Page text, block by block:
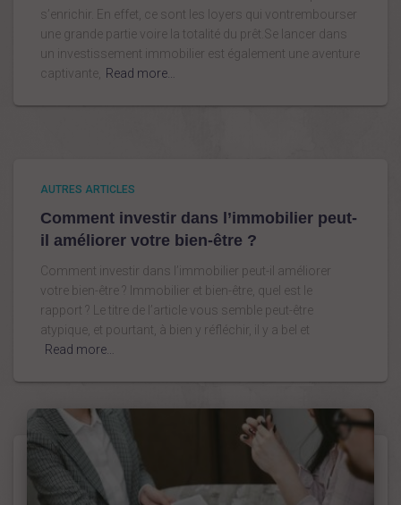
s’enrichir. En effet, ce sont les loyers qui vontrembourser
une grande partie voire la totalité du prêt.Se lancer dans
un investissement immobilier est également une aventure
captivante, Read more…
AUTRES ARTICLES
Comment investir dans l’immobilier peut-
il améliorer votre bien-être ?
Comment investir dans l’immobilier peut-il améliorer
votre bien-être ? Immobilier et bien-être, quel est le
rapport ? Le titre de l’article vous semble peut-être
atypique, et pourtant, à bien y réfléchir, il y a bel et
Read more…